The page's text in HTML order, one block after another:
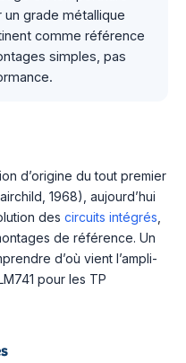
grade métallique
comme référence
simples, pas
d’origine du tout premier
1968), aujourd’hui
des circuits intégrés
de référence. Un
d’où vient l’ampli-
pour les TP